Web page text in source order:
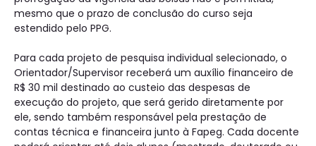
mesmo que o prazo de conclusão do curso seja
estendido pelo PPG.
Para cada projeto de pesquisa individual selecionado, o
Orientador/Supervisor receberá um auxílio financeiro de
R$ 30 mil destinado ao custeio das despesas de
execução do projeto, que será gerido diretamente por
ele, sendo também responsável pela prestação de
contas técnica e financeira junto à Fapeg. Cada docente